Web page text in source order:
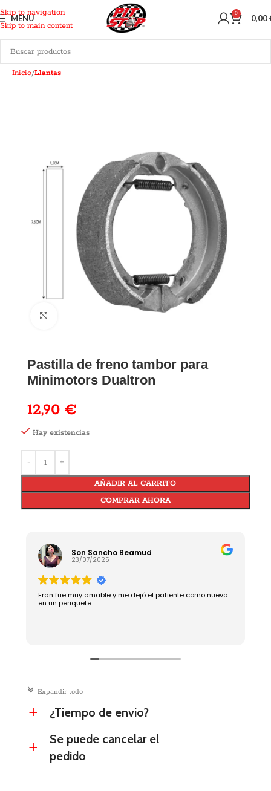
Skip to navigation
Skip to main content
MENU 0 0,00
Inicio Llantas
Pastilla de freno tambor para
Minimotors Dualtron
12,90 €
Son Sancho Beamud
23/07/2025
Fran fue muy amable y me dejó el patiente como nuevo
en un periquete
c Expandir todo
a ¿Tiempo de envio?
a
Se puede cancelar el
pedido
Hay existencias
AÑADIR AL CARRITO
COMPRAR AHORA